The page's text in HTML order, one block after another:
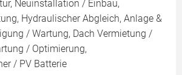
Neuinstallation / Einbau,
Hydraulischer Abgleich, Anlage &
/ Wartung, Dach Vermietung /
/ Optimierung,
/ PV Batterie